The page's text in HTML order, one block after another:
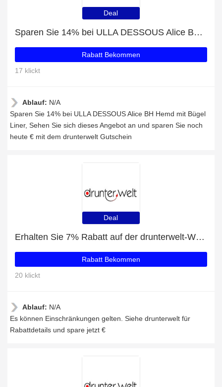
Deal
Sparen Sie 14% bei ULLA DESSOUS Alice BH Hemd mit Bügel Liner
Rabatt Bekommen
17 klickt
Ablauf: N/A
Sparen Sie 14% bei ULLA DESSOUS Alice BH Hemd mit Bügel
Liner, Sehen Sie sich dieses Angebot an und sparen Sie noch
heute € mit dem drunterwelt Gutschein
Deal
Erhalten Sie 7% Rabatt auf der drunterwelt-Website
Rabatt Bekommen
20 klickt
Ablauf: N/A
Es können Einschränkungen gelten. Siehe drunterwelt für
Rabattdetails und spare jetzt €